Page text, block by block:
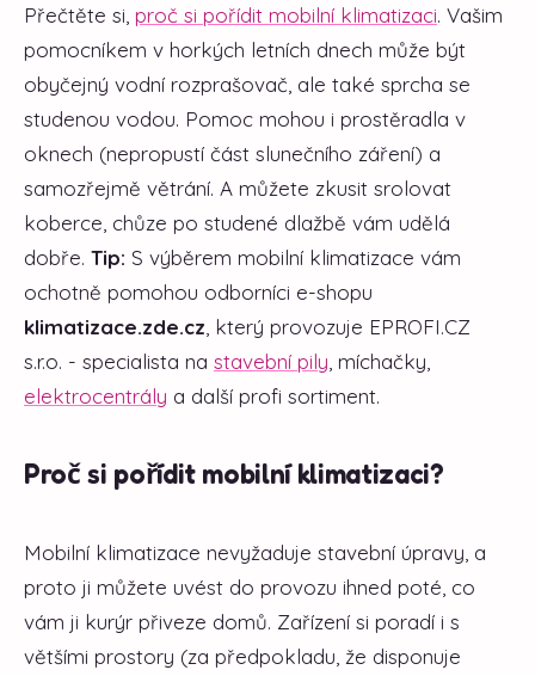
Přečtěte si, proč si pořídit mobilní klimatizaci. Vašim
pomocníkem v horkých letních dnech může být
obyčejný vodní rozprašovač, ale také sprcha se
studenou vodou. Pomoc mohou i prostěradla v
oknech (nepropustí část slunečního záření) a
samozřejmě větrání. A můžete zkusit srolovat
koberce, chůze po studené dlažbě vám udělá
dobře. Tip: S výběrem mobilní klimatizace vám
ochotně pomohou odborníci e-shopu
klimatizace.zde.cz , který provozuje EPROFI.CZ
s.r.o. - specialista na stavební pily , míchačky,
elektrocentrály a další profi sortiment.
Proč si pořídit mobilní klimatizaci?
Mobilní klimatizace nevyžaduje stavební úpravy, a
proto ji můžete uvést do provozu ihned poté, co
vám ji kurýr přiveze domů. Zařízení si poradí i s
většími prostory (za předpokladu, že disponuje